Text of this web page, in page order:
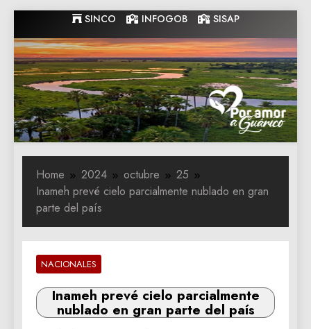
to
content
SINCO INFOGOB SISAP
Gobernacion
de Guarico
Gobernacion de Guarico
Home 2024 octubre
25
Inameh prevé cielo parcialmente nublado en gran
parte del país
NACIONALES
Inameh prevé cielo parcialmente
nublado en gran parte del país